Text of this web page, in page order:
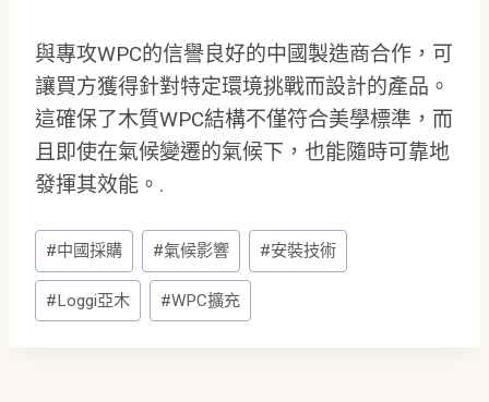
與專攻WPC的信譽良好的中國製造商合作，可
讓買方獲得針對特定環境挑戰而設計的產品。
這確保了木質WPC結構不僅符合美學標準，而
且即使在氣候變遷的氣候下，也能隨時可靠地
發揮其效能。.
貼
文
標
#中國採購 #氣候影響 #安裝技術
#Loggi亞木 #WPC擴充